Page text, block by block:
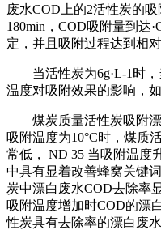
废水COD上的2活性炭的
180min，COD吸附量到达
定，并且吸附过程达到相对
当活性炭为6g·L-1时，
温度对吸附效果的影响，如
煤炭质量活性炭吸附漂
吸附温度为10°C时，煤质
常低， ND 35 当吸附温度
中具有显着改善蜂窝关键
炭中漂白废水COD去除率
吸附温度增加时COD的漂
性炭具有去除率的漂白废